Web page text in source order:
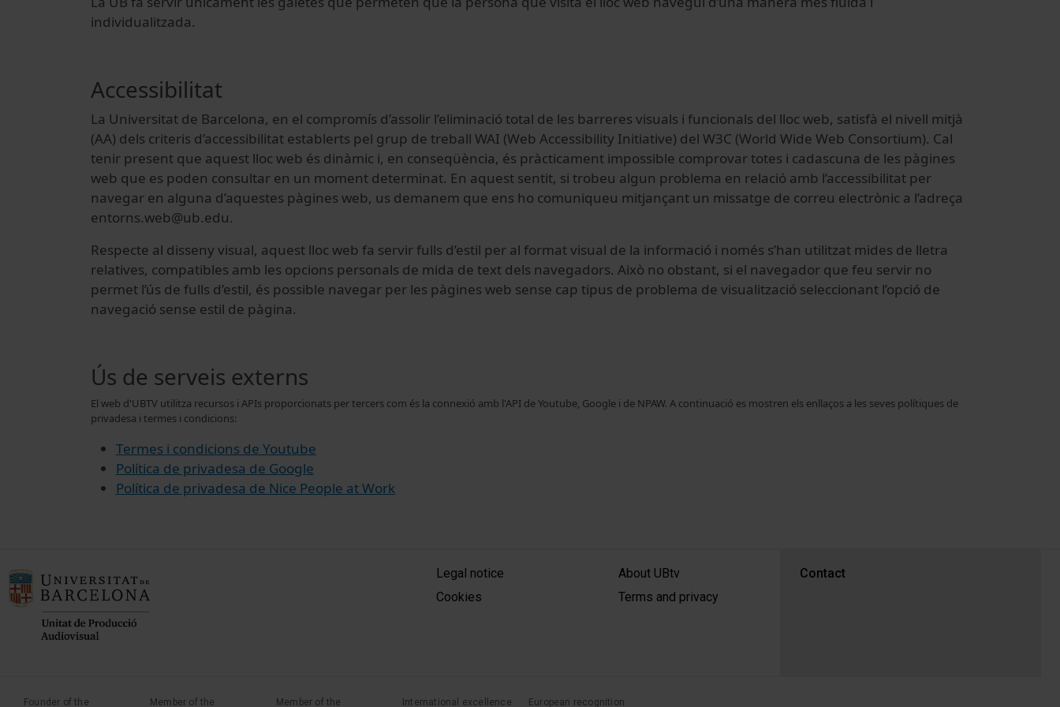
individualitzada.
Accessibilitat
La Universitat de Barcelona, en el compromís d’assolir l’eliminació total de les barreres visuals i funcionals del lloc web, satisfà el nivell mitjà
(AA) dels criteris d’accessibilitat establerts pel grup de treball WAI (Web Accessibility Initiative) del W3C (World Wide Web Consortium). Cal
tenir present que aquest lloc web és dinàmic i, en conseqüència, és pràcticament impossible comprovar totes i cadascuna de les pàgines
web que es poden consultar en un moment determinat. En aquest sentit, si trobeu algun problema en relació amb l’accessibilitat per
navegar en alguna d’aquestes pàgines web, us demanem que ens ho comuniqueu mitjançant un missatge de correu electrònic a l’adreça
entorns.web@ub.edu.
Respecte al disseny visual, aquest lloc web fa servir fulls d’estil per al format visual de la informació i només s’han utilitzat mides de lletra
relatives, compatibles amb les opcions personals de mida de text dels navegadors. Això no obstant, si el navegador que feu servir no
permet l’ús de fulls d’estil, és possible navegar per les pàgines web sense cap tipus de problema de visualització seleccionant l’opció de
navegació sense estil de pàgina.
Ús de serveis externs
El web d'UBTV utilitza recursos i APIs proporcionats per tercers com és la connexió amb l'API de Youtube, Google i de NPAW. A continuació es mostren els enllaços a les seves polítiques de
privadesa i termes i condicions:
Termes i condicions de Youtube
Política de privadesa de Google
Política de privadesa de Nice People at Work
MENÚ PEU 1
Legal notice
Cookies
PEU 2
About UBtv
Terms and privacy
PEU 3
Contact
Founder of the Member of the Member of the International excellence European recognition